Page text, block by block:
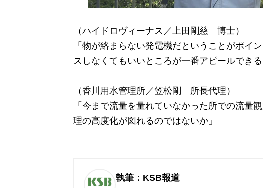
（ハイドロヴィーナス／上田剛慈 博士）
「物が絡まらない発電機だということがポイ
スしなくてもいいところが一番アピールできる
（香川用水管理所／笠松剛 所長代理）
「今まで流量を量れていなかった所での流量
理の高度化が図れるのではないか」
執筆：KSB報道